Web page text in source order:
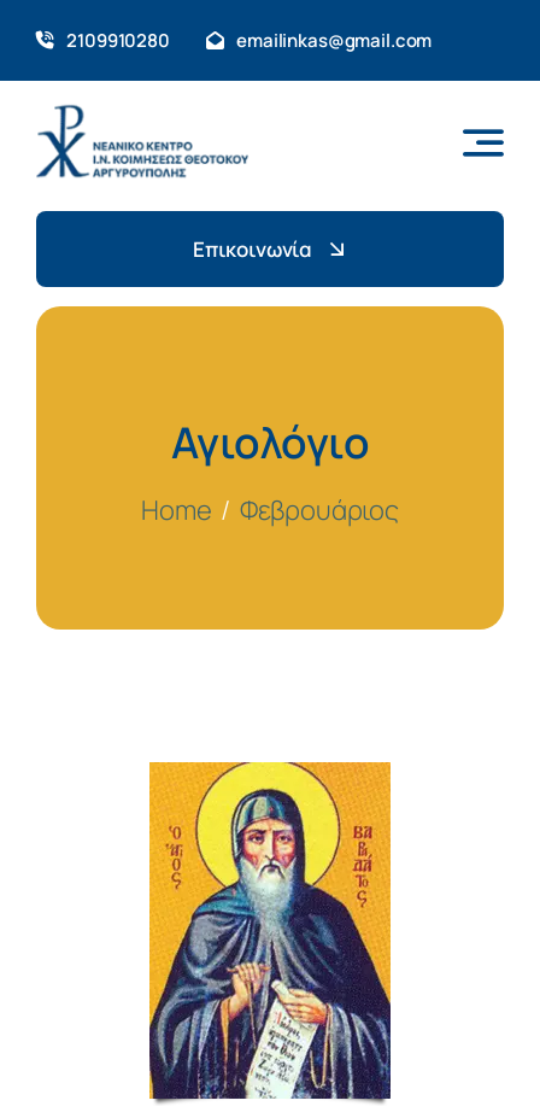
content
2109910280 emailinkas@gmail.com
Επικοινωνία
Αγιολόγιο
Home Φεβρουάριος